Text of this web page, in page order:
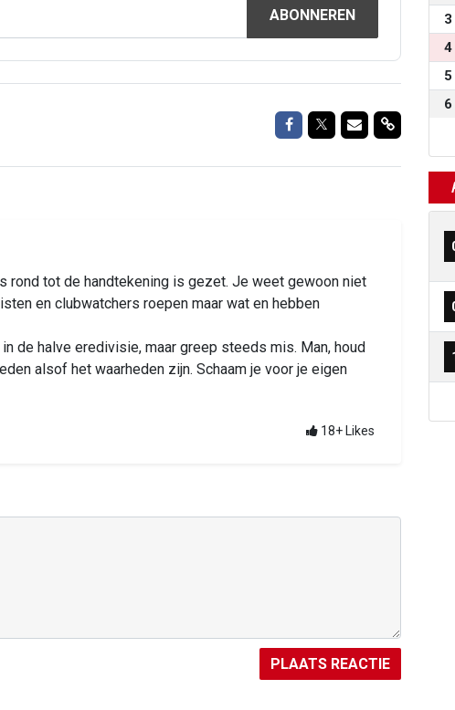
ABONNEREN
Delen op Facebook
Delen op Twitter
Delen via Mail
Delen link
rond tot de handtekening is gezet. Je weet gewoon niet
en clubwatchers roepen maar wat en hebben
de halve eredivisie, maar greep steeds mis. Man, houd
alsof het waarheden zijn. Schaam je voor je eigen
18+ Likes
PLAATS REACTIE
3
4
5
6